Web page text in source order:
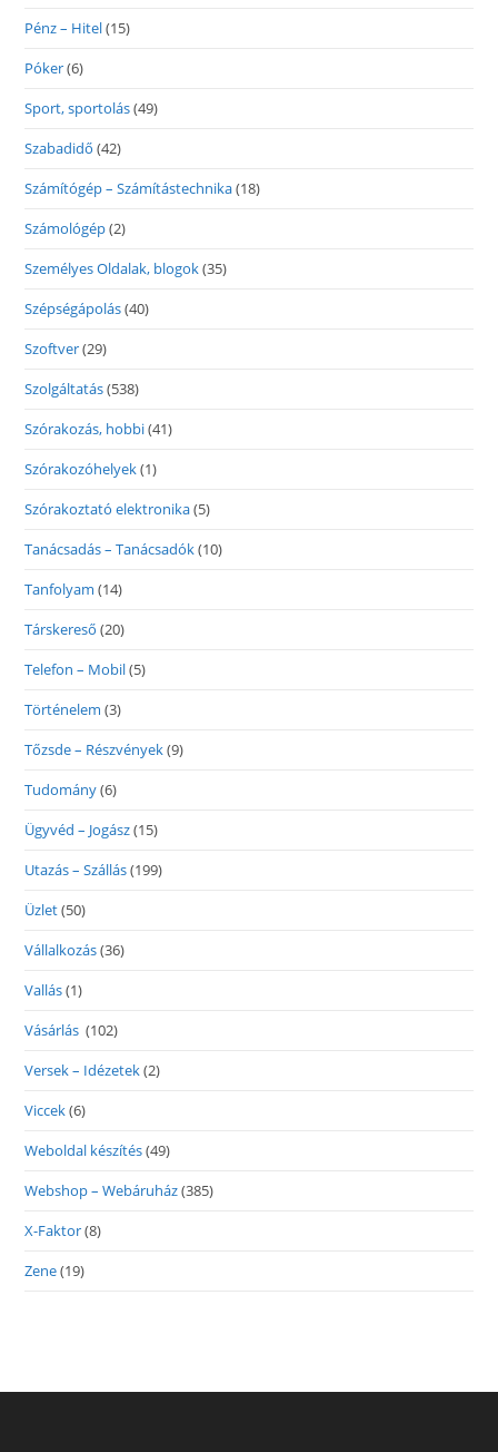
Pénz – Hitel(15)
Póker(6)
Sport, sportolás(49)
Szabadidő (42)
Számítógép – Számítástechnika(18)
Számológép(2)
Személyes Oldalak, blogok(35)
Szépségápolás(40)
Szoftver(29)
Szolgáltatás(538)
Szórakozás, hobbi(41)
Szórakozóhelyek(1)
Szórakoztató elektronika(5)
Tanácsadás – Tanácsadók(10)
Tanfolyam (14)
Társkereső (20)
Telefon – Mobil(5)
Történelem (3)
Tőzsde – Részvények(9)
Tudomány(6)
Ügyvéd – Jogász(15)
Utazás – Szállás(199)
Üzlet(50)
Vállalkozás(36)
Vallás(1)
Vásárlás (102)
Versek – Idézetek(2)
Viccek(6)
Weboldal készítés(49)
Webshop – Webáruház(385)
X-Faktor(8)
Zene(19)